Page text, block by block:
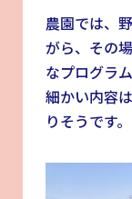
農園では、
がら、その
なプログラ
細かい内容
りそうです。